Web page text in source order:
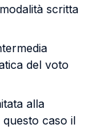
scritta
del voto
alla
caso il